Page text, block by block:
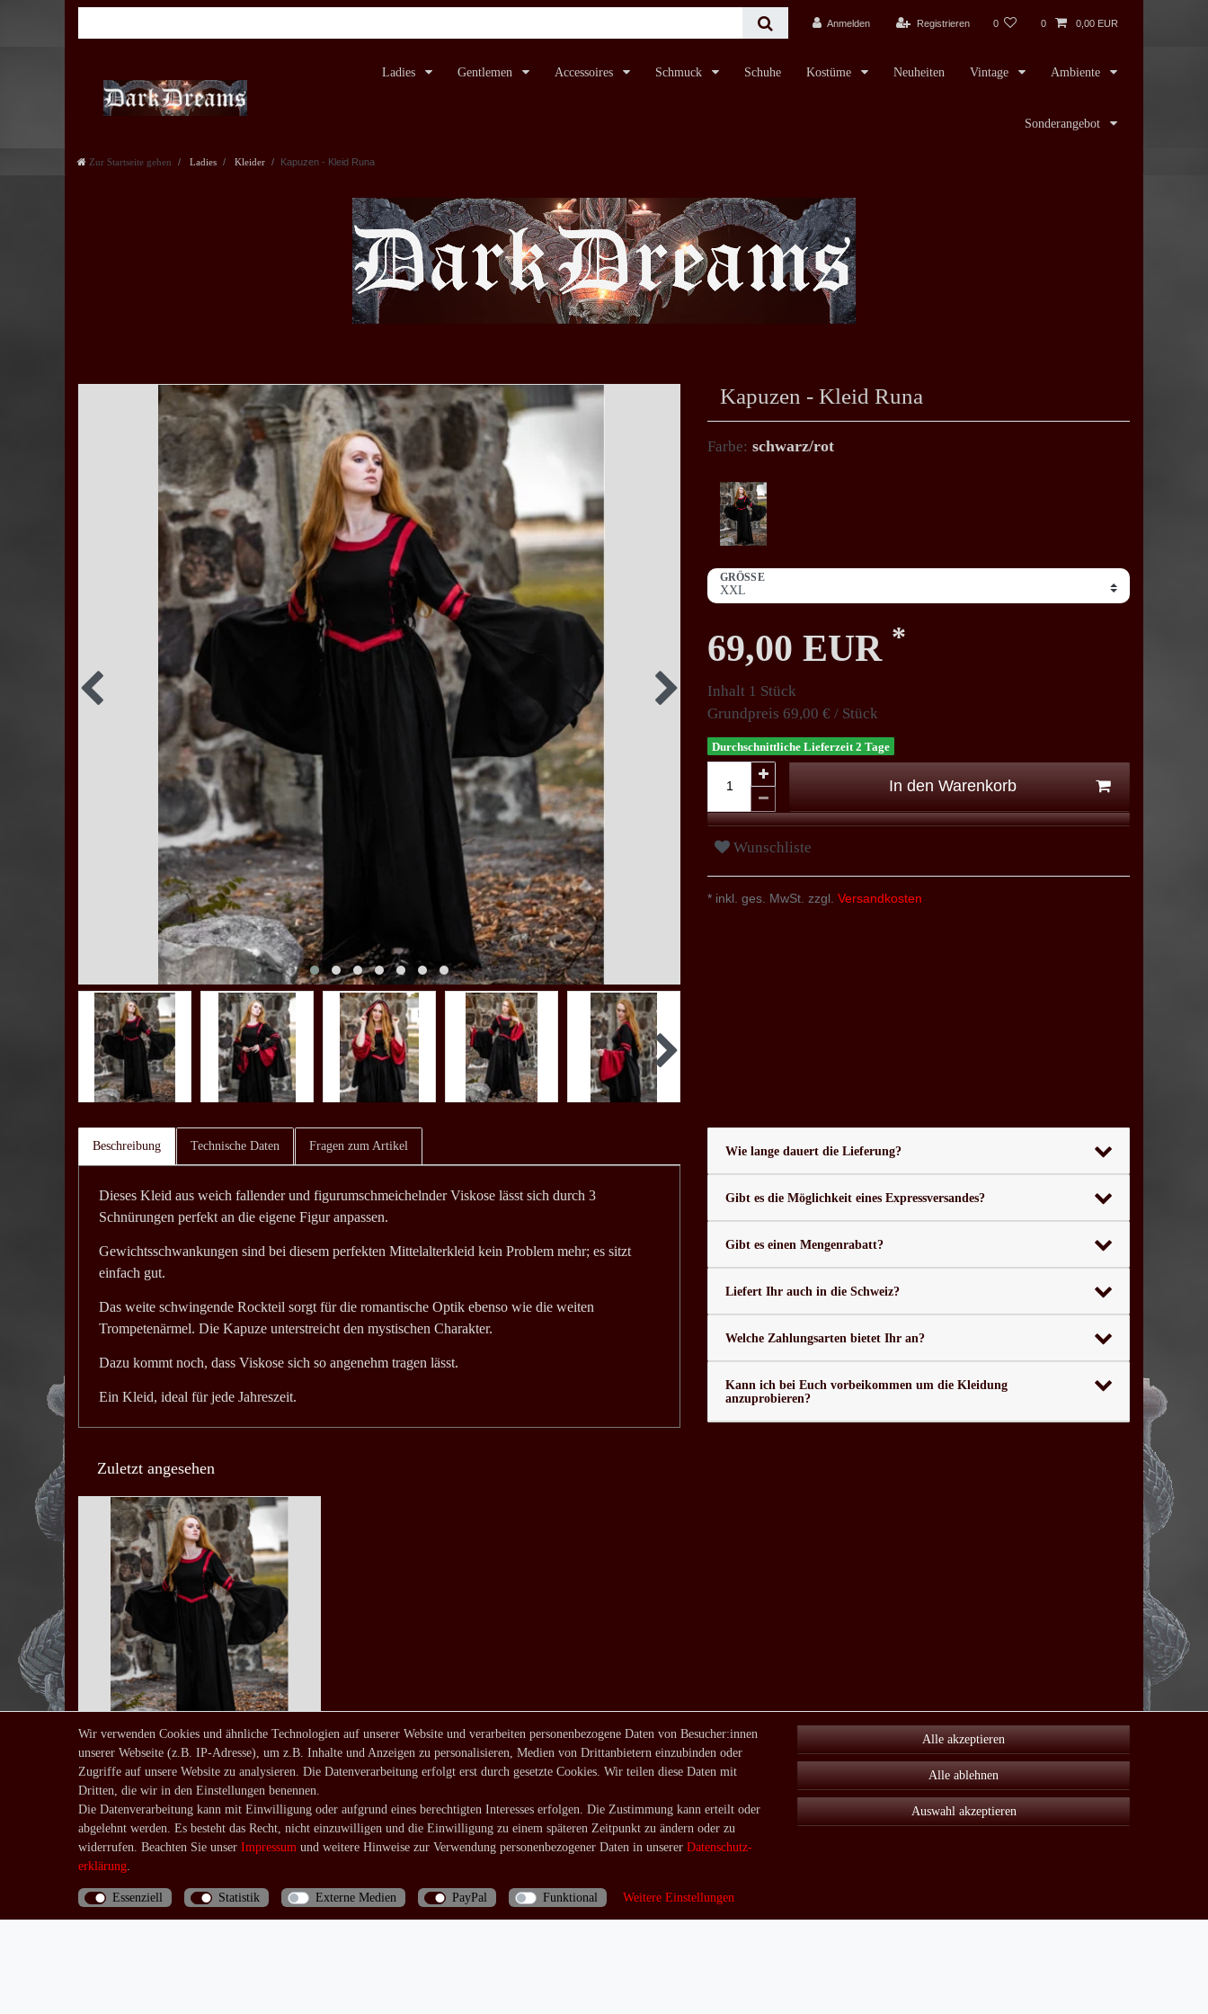
Anmelden Registrieren 0 0 0,00 EUR
Ladies Gentlemen Accessoires Schmuck Schuhe Kostüme Neuheiten Vintage Ambiente
Sonderangebot
Zur Startseite gehen Ladies Kleider Kapuzen - Kleid Runa
Kapuzen - Kleid Runa
Farbe: schwarz/rot
GRÖSSE
69,00 EUR *
Inhalt 1 Stück
Grundpreis 69,00 € / Stück
Durchschnittliche Lieferzeit 2 Tage
In den Warenkorb
Wunschliste
* inkl. ges. MwSt. zzgl. Versandkosten
Beschreibung Technische Daten Fragen zum Artikel
Dieses Kleid aus weich fallender und figurumschmeichelnder Viskose lässt sich durch 3
Schnürungen perfekt an die eigene Figur anpassen.
Gewichtsschwankungen sind bei diesem perfekten Mittelalterkleid kein Problem mehr; es sitzt
einfach gut.
Das weite schwingende Rockteil sorgt für die romantische Optik ebenso wie die weiten
Trompetenärmel. Die Kapuze unterstreicht den mystischen Charakter.
Dazu kommt noch, dass Viskose sich so angenehm tragen lässt.
Ein Kleid, ideal für jede Jahreszeit.
Wie lange dauert die Lieferung?
Gibt es die Möglichkeit eines Expressversandes?
Gibt es einen Mengenrabatt?
Liefert Ihr auch in die Schweiz?
Welche Zahlungsarten bietet Ihr an?
Kann ich bei Euch vorbeikommen um die Kleidung
anzuprobieren?
Zuletzt angesehen
Kapuzen - Kleid Runa
ab 69,00 € *
*inkl. ges. MwSt.zzgl.
Versandkosten
Wir verwenden Cookies und ähnliche Technologien auf unserer Website und verarbeiten personenbezogene Daten von Besucher:innen
unserer Webseite (z.B. IP-Adresse), um z.B. Inhalte und Anzeigen zu personalisieren, Medien von Drittanbietern einzubinden oder
Zugriffe auf unsere Website zu analysieren. Die Datenverarbeitung erfolgt erst durch gesetzte Cookies. Wir teilen diese Daten mit
Dritten, die wir in den Einstellungen benennen.
Die Datenverarbeitung kann mit Einwilligung oder aufgrund eines berechtigten Interesses erfolgen. Die Zustimmung kann erteilt oder
abgelehnt werden. Es besteht das Recht, nicht einzuwilligen und die Einwilligung zu einem späteren Zeitpunkt zu ändern oder zu
widerrufen. Beachten Sie unser Impressum und weitere Hinweise zur Verwendung personenbezogener Daten in unserer Daten­schutz­
erklärung.
Essenziell Statistik Externe Medien PayPal Funktional Weitere Einstellungen
Alle akzeptieren
Alle ablehnen
Auswahl akzeptieren